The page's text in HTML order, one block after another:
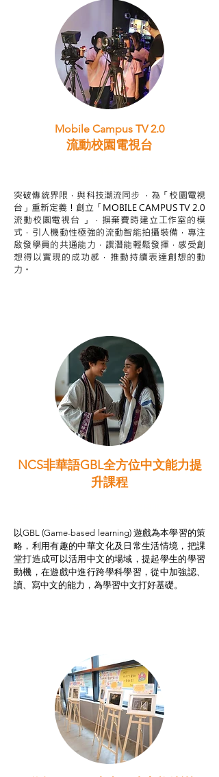
Mobile Campus TV 2.0
流動校園電視台
突破傳統界限，與科技潮流同步 ，為「校園電視
台」重新定義！創立「MOBILE CAMPUS TV 2.0
流動校園電視台 」，摒棄費時建立工作室的模
式，引人機動性極強的流動智能拍攝裝備，專注
啟發學員的共通能力，譔潛能輕鬆發揮，感受創
想得以實現的成功感，推動持續表達創想的動
力。
NCS非華語GBL全方位中文能力提
升課程
以GBL (Game-based learning) 遊戲為本學習的策
略，利用有趣的中華文化及日常生活情境，把課
堂打造成可以活用中文的場域，提起學生的學習
動機，在遊戲中進行跨學科學習，從中加強認、
讀、寫中文的能力，為學習中文打好基礎。